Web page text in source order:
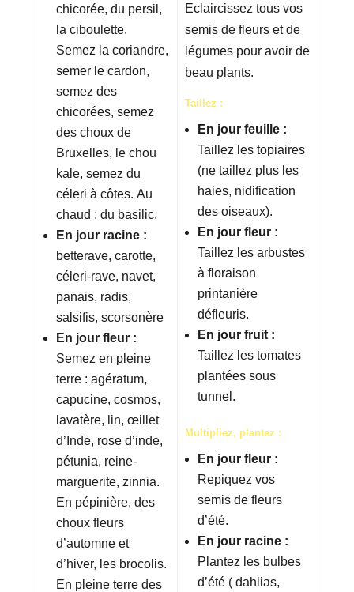
chicorée, du persil,
la ciboulette.
Semez la coriandre,
semer le cardon,
semez des
chicorées, semez
des choux de
Bruxelles, le chou
kale, semez du
céleri à côtes. Au
chaud : du basilic.
En jour racine :
betterave, carotte,
céleri-rave, navet,
panais, radis,
salsifis, scorsonère
En jour fleur :
Semez en pleine
terre : agératum,
capucine, cosmos,
lavatère, lin, œillet
d’Inde, rose d’inde,
pétunia, reine-
marguerite, zinnia.
En pépinière, des
choux fleurs
d’automne et
d’hiver, les brocolis.
En pleine terre des
Eclaircissez tous vos
semis de fleurs et de
légumes pour avoir de
beau plants.
Taillez :
En jour feuille :
Taillez les topiaires
(ne taillez plus les
haies, nidification
des oiseaux).
En jour fleur :
Taillez les arbustes
à floraison
printanière
défleuris.
En jour fruit :
Taillez les tomates
plantées sous
tunnel.
Multipliez, plantez :
En jour fleur :
Repiquez vos
semis de fleurs
d’été.
En jour racine :
Plantez les bulbes
d’été ( dahlias,